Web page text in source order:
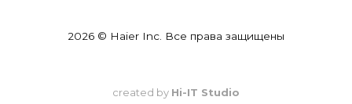
2026 © Haier Inc. Все права защищены
created by Hi-IT Studio